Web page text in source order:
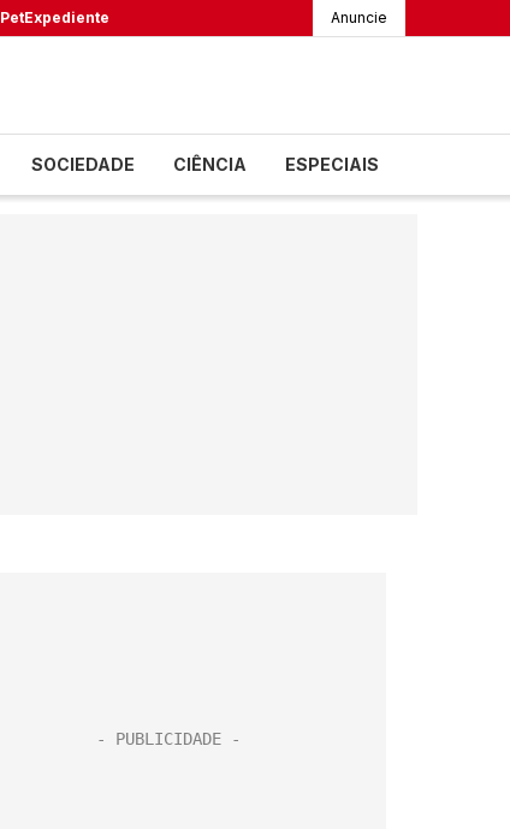
PetExpediente Anuncie
SOCIEDADE CIÊNCIA ESPECIAIS